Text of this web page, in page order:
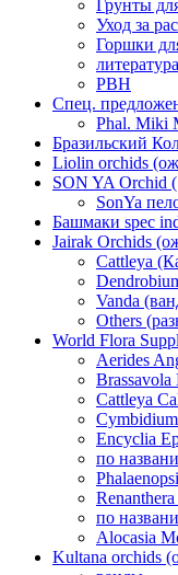
Грунты
Уход за
Горшки
литература
РВН
Спец.
Phal. Miki
Бразильский
Liolin orchids
SON YA Orchid
SonYa
Башмаки spec
Jairak Orchids
Cattleya
Vanda
Others
World Flora
Aerides
Cattleya
Encyclia
по
по
Alocasia
Kultana orchids